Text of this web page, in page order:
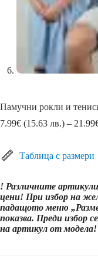
Памучни рокли и
7.99€ (15.63 лв.) – 21.99
Таблица с размери
! Различните
цени! При избор на
падащото меню
показва. Преди избор
на артикул от модела!